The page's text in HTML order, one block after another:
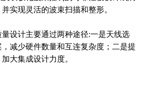
实现灵活的波束扫描和整形。
量设计主要通过两种途径:一是天线选
减少硬件数量和互连复杂度；二是提
大集成设计力度。